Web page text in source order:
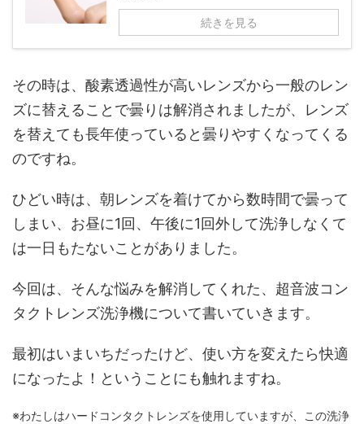
続きを見る
その時は、酸素透過性が高いレンズから一般のレン
ズに替えることで曇りは解消されましたが、レンズ
を替えても長年使っていると曇りやすくなってくる
のですね。
ひどい時は、朝レンズを着けてから数時間で曇って
しまい、お昼に1回、午後に1回外して洗浄しなくて
は一日もたないことがありました。
今回は、そんな悩みを解消してくれた、超音波コン
タクトレンズ洗浄機について書いていきます。
最初はいまいちだったけど、使い方を変えたら快適
になったよ！ということにも触れますね。
※わたしはハードコンタクトレンズを使用していますが、この洗浄